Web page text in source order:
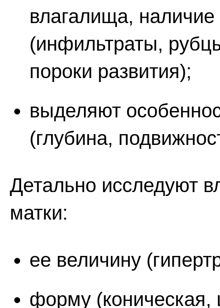
влагалища, наличие
(инфильтраты,
пороки развития);
выделяют
(глубина,
Детально исследуют
матки:
ее величину
форму (коническая,